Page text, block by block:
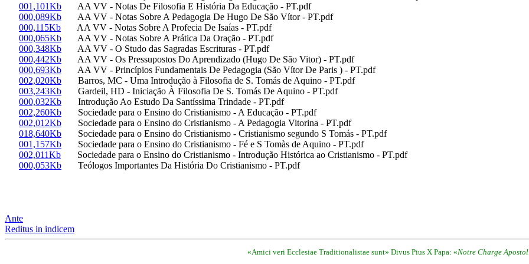
001,101Kb AA VV - Notas De Filosofia E História Da Educação - PT.pdf
000,089Kb AA VV - Notas Sobre A Pedagogia De Hugo De São Vítor - PT.pdf
000,115Kb AA VV - Notas Sobre A Profecia De Isaías - PT.pdf
000,065Kb AA VV - Notas Sobre A Prática Da Oração - PT.pdf
000,348Kb AA VV - O Studo das Sagradas Escrituras - PT.pdf
000,442Kb AA VV - Os Pressupostos Do Aprendizado (Hugo De São Vitor) - PT.pdf
000,693Kb AA VV - Princípios Fundamentais De Pedagogia (São Vítor De Paris ) - PT.pdf
002,020Kb Barros, MC - Uma Introdução à Filosofia de S. Tomás de Aquino - PT.pdf
003,243Kb Gardeil, HD - Iniciação À Filosofia De S. Tomás De Aquino - PT.pdf
000,032Kb Introdução Ao Estudo Da Santíssima Trindade - PT.pdf
002,260Kb Sociedade para o Ensino do Cristianismo - A Educação - PT.pdf
002,012Kb Sociedade para o Ensino do Cristianismo - A Pedagogia Vitorina - PT.pdf
018,640Kb Sociedade para o Ensino do Cristianismo - Cristianismo segundo S Tomás - PT.pdf
001,157Kb Sociedade para o Ensino do Cristianismo - Fé e S Tomàs de Aquino - PT.pdf
002,011Kb Sociedade para o Ensino do Cristianismo - Introdução Histórica ao Cristianismo - PT.pdf
000,053Kb Teólogos Importantes Da História Do Cristianismo - PT.pdf
Ante
Reditus in indicem
«Amici veri Ecclesiae Traditionalistae sunt» Divus Pius X Papa: «Notre Charge